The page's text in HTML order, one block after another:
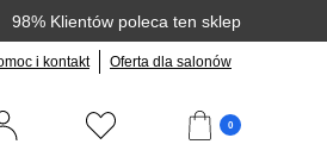
98% Klientów poleca ten sklep
i kontakt Oferta dla salonów
0